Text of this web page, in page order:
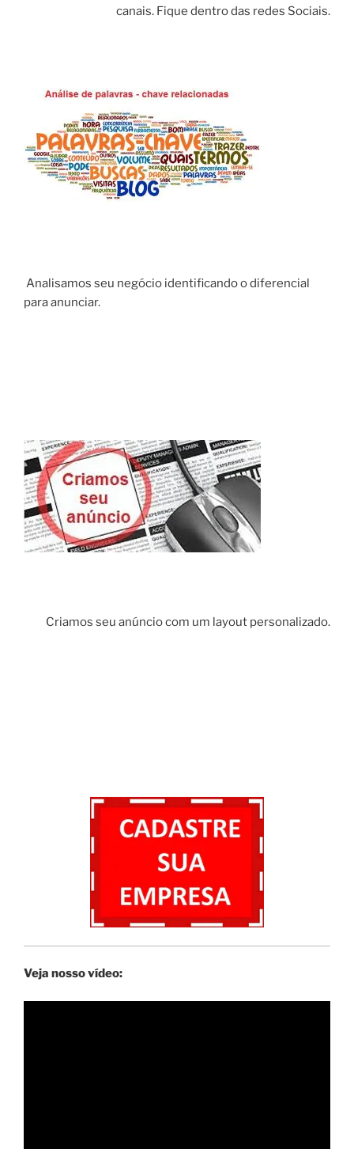
canais. Fique dentro das redes Sociais.
Analisamos seu negócio identificando o diferencial
para anunciar.
Criamos seu anúncio com um layout personalizado.
Veja nosso vídeo: